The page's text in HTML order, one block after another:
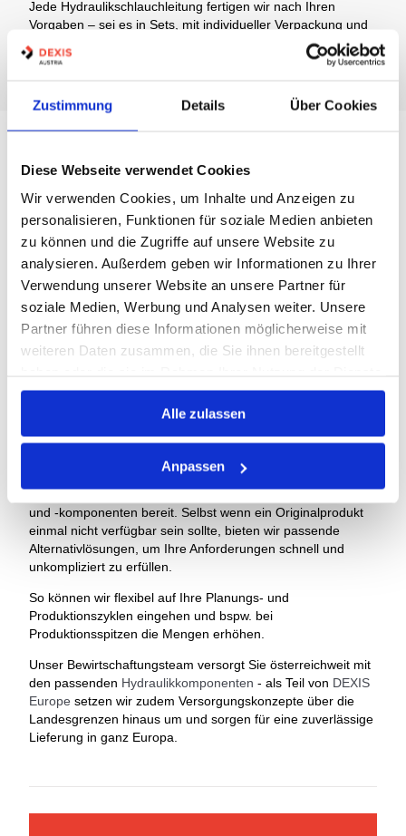
Zustimmung Details Über Cookies
Diese Webseite verwendet Cookies
Wir verwenden Cookies, um Inhalte und Anzeigen zu
personalisieren, Funktionen für soziale Medien anbieten
zu können und die Zugriffe auf unsere Website zu
analysieren. Außerdem geben wir Informationen zu Ihrer
Verwendung unserer Website an unsere Partner für
soziale Medien, Werbung und Analysen weiter. Unsere
Partner führen diese Informationen möglicherweise mit
weiteren Daten zusammen, die Sie ihnen bereitgestellt
gesammelt haben.
Alle zulassen
Anpassen
Jede Hydraulikschlauchleitung fertigen wir nach Ihren
Vorgaben – sei es in Sets, mit individueller Verpackung und
mitScheuerschutz Knickschutz.
SCHNELLE UND ZUVERLÄSSIGE LIEFERUNG DANK
In unserer Zentrale in Pasching halten wir ein
umfangreiches Sortiment an gängigen Hydraulikschläuchen
und -komponenten bereit. Selbst wenn ein Originalprodukt
einmal nicht verfügbar sein sollte, bieten wir passende
Alternativlösungen, um Ihre Anforderungen schnell und
unkompliziert zu erfüllen.
So können wir flexibel auf Ihre Planungs- und
Produktionszyklen eingehen und bspw. bei
Produktionsspitzen die Mengen erhöhen.
Unser Bewirtschaftungsteam versorgt Sie österreichweit mit
den passenden Hydraulikkomponenten - als Teil von DEXIS
Europe setzen wir zudem Versorgungskonzepte über die
Landesgrenzen hinaus um und sorgen für eine zuverlässige
Lieferung in ganz Europa.